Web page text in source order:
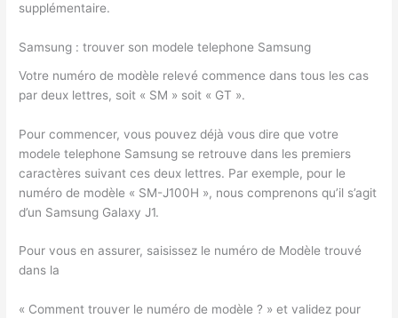
supplémentaire.
Samsung : trouver son modele telephone Samsung
Votre numéro de modèle relevé commence dans tous les cas
par deux lettres, soit « SM » soit « GT ».
Pour commencer, vous pouvez déjà vous dire que votre
modele telephone Samsung se retrouve dans les premiers
caractères suivant ces deux lettres. Par exemple, pour le
numéro de modèle « SM-J100H », nous comprenons qu’il s’agit
d’un Samsung Galaxy J1.
Pour vous en assurer, saisissez le numéro de Modèle trouvé
dans la
« Comment trouver le numéro de modèle ? » et validez pour